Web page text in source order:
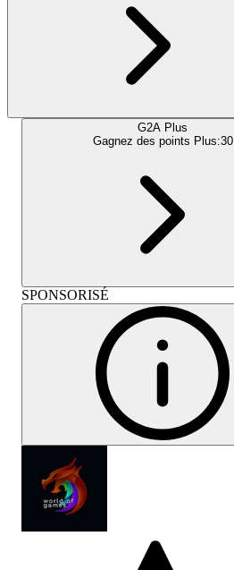
G2A Plus
Gagnez des points Plus:30
SPONSORISÉ